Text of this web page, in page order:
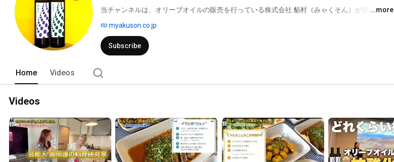
当チャンネルは、オリーブオイルの販売を行っている株式会社 貊村（みゃくそん）が運営して
...more
myakuson.co.jp
Subscribe
Home Videos
Videos